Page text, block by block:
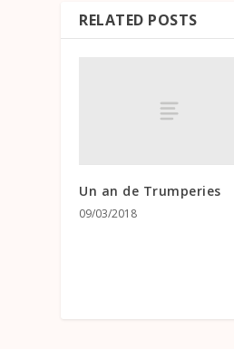
RELATED POSTS
Un an de Trumperies
09/03/2018